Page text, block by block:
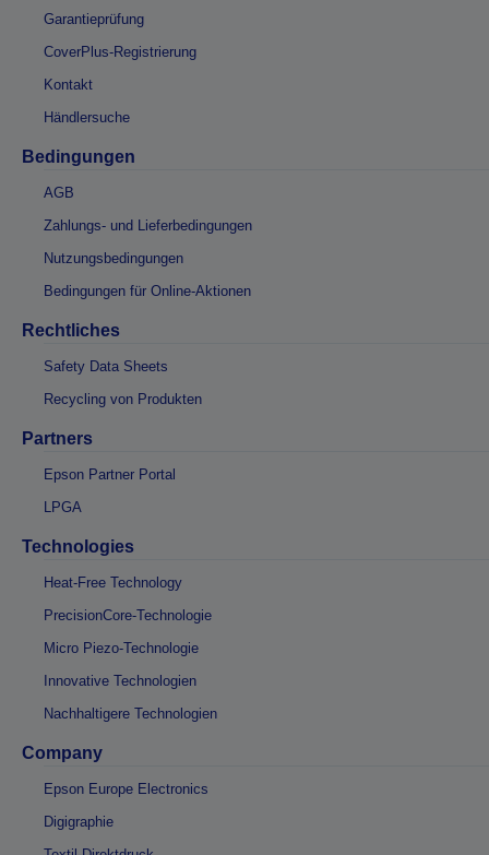
Garantieprüfung
CoverPlus-Registrierung
Kontakt
Händlersuche
Bedingungen
AGB
Zahlungs- und Lieferbedingungen
Nutzungsbedingungen
Bedingungen für Online-Aktionen
Rechtliches
Safety Data Sheets
Recycling von Produkten
Partners
Epson Partner Portal
LPGA
Technologies
Heat-Free Technology
PrecisionCore-Technologie
Micro Piezo-Technologie
Innovative Technologien
Nachhaltigere Technologien
Company
Epson Europe Electronics
Digigraphie